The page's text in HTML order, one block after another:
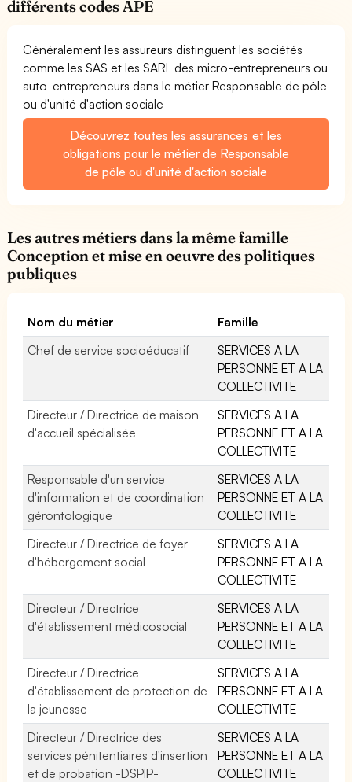
différents codes APE
Généralement les assureurs distinguent les sociétés
comme les SAS et les SARL des micro-entrepreneurs ou
auto-entrepreneurs dans le métier Responsable de pôle
ou d'unité d'action sociale
Découvrez toutes les assurances et les
obligations pour le métier de Responsable
de pôle ou d'unité d'action sociale
Les autres métiers dans la même famille
Conception et mise en oeuvre des politiques
publiques
Nom du métier
Famille
Chef de service socioéducatif
SERVICES A LA
PERSONNE ET A LA
COLLECTIVITE
Directeur / Directrice de maison
d'accueil spécialisée
SERVICES A LA
PERSONNE ET A LA
COLLECTIVITE
Responsable d'un service
d'information et de coordination
gérontologique
SERVICES A LA
PERSONNE ET A LA
COLLECTIVITE
Directeur / Directrice de foyer
d'hébergement social
SERVICES A LA
PERSONNE ET A LA
COLLECTIVITE
Directeur / Directrice
d'établissement médicosocial
SERVICES A LA
PERSONNE ET A LA
COLLECTIVITE
Directeur / Directrice
d'établissement de protection de
la jeunesse
SERVICES A LA
PERSONNE ET A LA
COLLECTIVITE
Directeur / Directrice des
services pénitentiaires d'insertion
et de probation -DSPIP-
SERVICES A LA
PERSONNE ET A LA
COLLECTIVITE